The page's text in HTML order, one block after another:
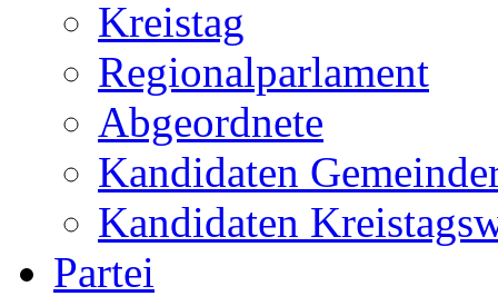
Kreistag
Regionalparlament
Abgeordnete
Kandidaten
Kandidaten
Partei